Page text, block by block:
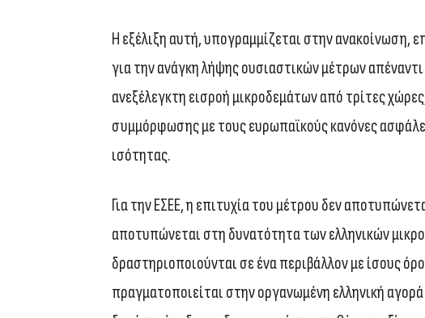
Η εξέλιξη αυτή, υπογραμμίζεται στην ανακοίνωση,
για την ανάγκη λήψης ουσιαστικών μέτρων
ανεξέλεγκτη εισροή μικροδεμάτων από τρίτες
συμμόρφωσης με τους ευρωπαϊκούς κανόνες
ισότητας.
Για την ΕΣΕΕ, η επιτυχία του μέτρου δεν
αποτυπώνεται στη δυνατότητα των ελληνικών
δραστηριοποιούνται σε ένα περιβάλλον με ίσους
πραγματοποιείται στην οργανωμένη ελληνική